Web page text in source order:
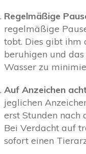
Regelmäßige
regelmäßige
tobt. Dies gibt ihm
beruhigen und
Wasser zu
Auf Anzeichen
jeglichen
erst Stunden nach
Bei Verdacht auf
sofort einen